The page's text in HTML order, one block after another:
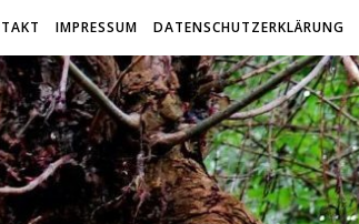
IMPRESSUM DATENSCHUTZERKLÄRUNG